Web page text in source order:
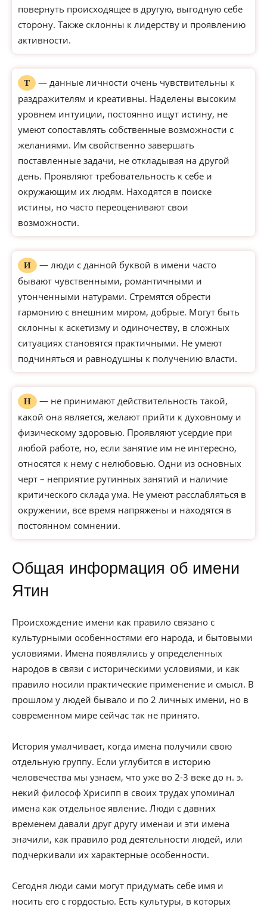
повернуть происходящее в другую, выгодную себе
сторону. Также склонны к лидерству и проявлению
активности.
Т
— данные личности очень чувствительны к
раздражителям и креативны. Наделены высоким
уровнем интуиции, постоянно ищут истину, не
умеют сопоставлять собственные возможности с
желаниями. Им свойственно завершать
поставленные задачи, не откладывая на другой
день. Проявляют требовательность к себе и
окружающим их людям. Находятся в поиске
истины, но часто переоценивают свои
возможности.
И
— люди с данной буквой в имени часто
бывают чувственными, романтичными и
утонченными натурами. Стремятся обрести
гармонию с внешним миром, добрые. Могут быть
склонны к аскетизму и одиночеству, в сложных
ситуациях становятся практичными. Не умеют
подчиняться и равнодушны к получению власти.
Н
— не принимают действительность такой,
какой она является, желают прийти к духовному и
физическому здоровью. Проявляют усердие при
любой работе, но, если занятие им не интересно,
относятся к нему с нелюбовью. Одни из основных
черт – неприятие рутинных занятий и наличие
критического склада ума. Не умеют расслабляться в
окружении, все время напряжены и находятся в
постоянном сомнении.
Общая информация об имени
Ятин
Происхождение имени как правило связано с
культурными особенностями его народа, и бытовыми
условиями. Имена появлялись у определенных
народов в связи с историческими условиями, и как
правило носили практические применение и смысл. В
прошлом у людей бывало и по 2 личных имени, но в
современном мире сейчас так не принято.
История умалчивает, когда имена получили свою
отдельную группу. Если углубится в историю
человечества мы узнаем, что уже во 2-3 веке до н. э.
некий философ Хрисипп в своих трудах упоминал
имена как отдельное явление. Люди с давних
временем давали друг другу именаи и эти имена
значили, как правило род деятельности людей, или
подчеркивали их характерные особенности.
Сегодня люди сами могут придумать себе имя и
носить его с гордостью. Есть культуры, в которых